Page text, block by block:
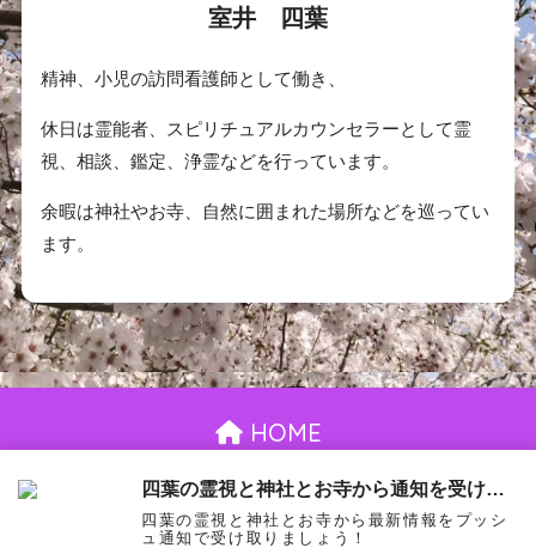
室井 四葉
精神、小児の訪問看護師として働き、
休日は霊能者、スピリチュアルカウンセラーとして霊
視、相談、鑑定、浄霊などを行っています。
余暇は神社やお寺、自然に囲まれた場所などを巡ってい
ます。
HOME
お問い合わせ 御依頼について プライバシーポリシー
© 2026 室井四葉 All rights reserved.
四葉の霊視と神社とお寺から通知を受け取る
四葉の霊視と神社とお寺から最新情報をプッシ
ュ通知で受け取りましょう！